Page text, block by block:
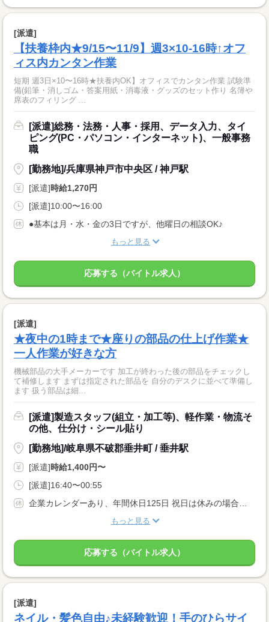
[派遣]
【扶養枠内★9/15〜11/9】週3×10-16時↑オフ
ィス内カンタン作業
短期 週3日×10〜16時★扶養内OK】オフィスでカンタン作業 試験準
備(鉛筆・消しゴム・答案用紙・消毒液・グッズのセット作り 名簿や
席表のフィリング ...
[派遣]総務・法務・人事・採用、データ入力、タイ
ピング(PC・パソコン・インターネット)、一般事務
職
[勤務地]/兵庫県神戸市中央区 / 神戸駅
[派遣]時給1,270円
[派遣]10:00〜16:00
●基本は月・水・金の3日ですが、他曜日の相談OK♪
もっと見る
応募する（バイトル求人）
[派遣]
★夜中の1時まで★座りの部品の仕上げ作業★
一人作業が好きな方
機械部品の大手メーカーです 加工が終わった後の部品をチェックし
て補修します まずは指定された部品を 自分のデスクに並べて準備し
ます 扱う部品は細...
[派遣]製造スタッフ(組立・加工等)、軽作業・物流そ
の他、仕分け・シール貼り
[勤務地]/岐阜県不破郡垂井町 / 垂井駅
[派遣]時給1,400円〜
[派遣]16:40〜00:55
企業カレンダーあり、年間休日125日 祝日は休みの場合と出勤の場合が半々程度。 都合の悪い時や予定がある時は お休みが取りやすい環境です。 ※繁忙期は土曜日の半日出勤 がある可能性があります。
もっと見る
応募する（バイトル求人）
[派遣]
ネイル・髪色自由♪未経験歓迎！手のひらサイ